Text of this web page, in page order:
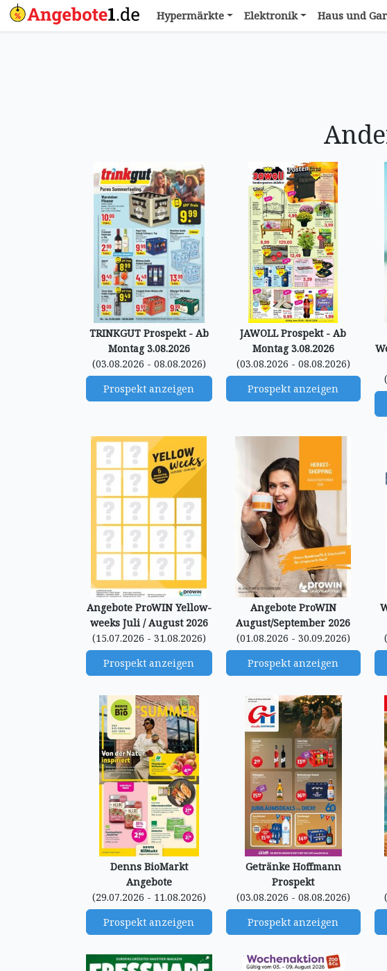
Hypermärkte Elektronik Haus und
TRINKGUT Prospekt - Ab
Montag 3.08.2026
(03.08.2026 - 08.08.2026)
Prospekt anzeigen
JAWOLL Prospekt - Ab
Montag 3.08.2026
(03.08.2026 - 08.08.2026)
Prospekt anzeigen
Angebote ProWIN Yellow-
weeks Juli / August 2026
(15.07.2026 - 31.08.2026)
Prospekt anzeigen
Angebote ProWIN
August/September 2026
(01.08.2026 - 30.09.2026)
Prospekt anzeigen
Denns BioMarkt
Angebote
(29.07.2026 - 11.08.2026)
Prospekt anzeigen
Getränke Hoffmann
Prospekt
(03.08.2026 - 08.08.2026)
Prospekt anzeigen